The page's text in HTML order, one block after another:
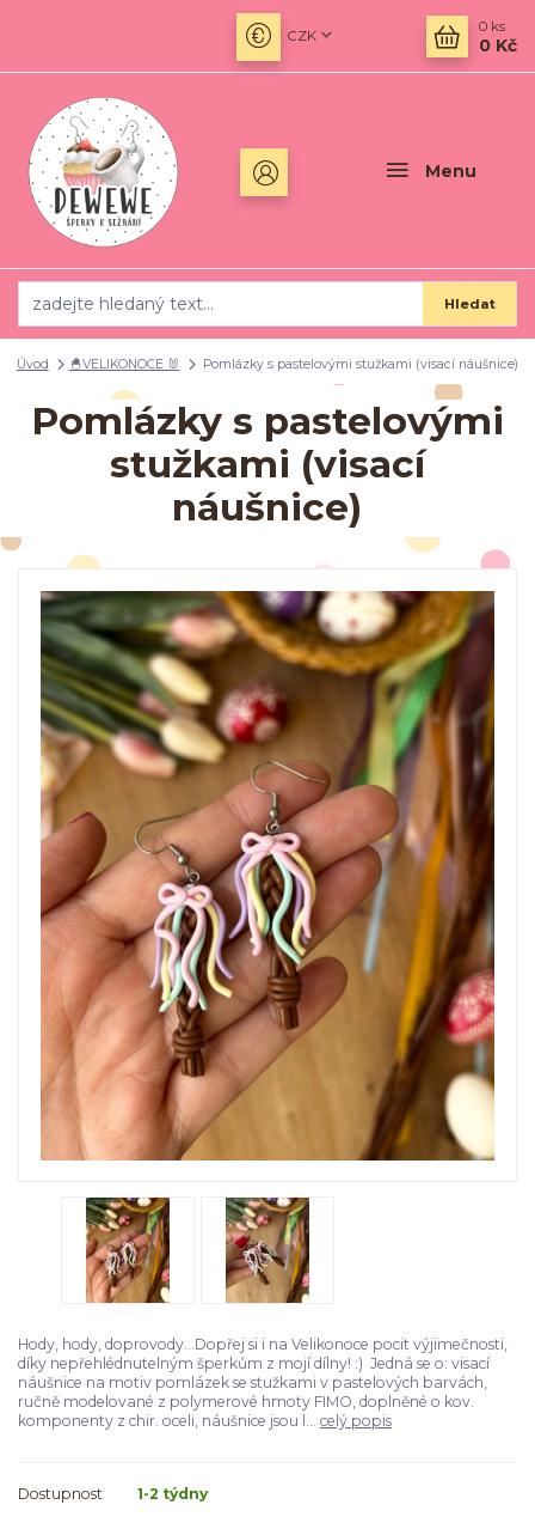
Menu
CZK
Hledat
0 ks
0 Kč
Úvod 🐣VELIKONOCE 🐰 Pomlázky s pastelovými stužkami (visací náušnice)
Pomlázky s pastelovými
stužkami (visací
náušnice)
Hody, hody, doprovody...Dopřej si i na Velikonoce pocit výjimečnosti,
díky nepřehlédnutelným šperkům z mojí dílny! :) Jedná se o: visací
náušnice na motiv pomlázek se stužkami v pastelových barvách,
ručně modelované z polymerové hmoty FIMO, doplněné o kov.
komponenty z chir. oceli, náušnice jsou l... celý popis
Dostupnost 1-2 týdny